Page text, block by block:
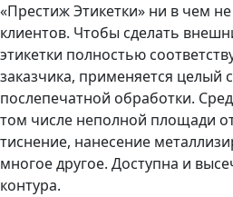
«Престиж Этикетки» ни в чем
клиентов. Чтобы сделать
этикетки полностью
заказчика, применяется целый
послепечатной обработки.
том числе неполной площади
тиснение, нанесение
многое другое. Доступна и
контура.